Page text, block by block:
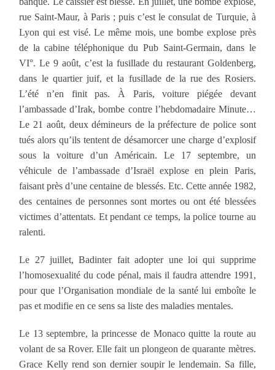
rue Saint-Maur, à Paris ; puis c’est le consulat de Turquie, à
Lyon qui est visé. Le même mois, une bombe explose près
de la cabine téléphonique du Pub Saint-Germain, dans le
VI°. Le 9 août, c’est la fusillade du restaurant Goldenberg,
dans le quartier juif, et la fusillade de la rue des Rosiers.
L’été n’en finit pas. À Paris, voiture piégée devant
l’ambassade d’Irak, bombe contre l’hebdomadaire Minute…
Le 21 août, deux démineurs de la préfecture de police sont
tués alors qu’ils tentent de désamorcer une charge d’explosif
sous la voiture d’un Américain. Le 17 septembre, un
véhicule de l’ambassade d’Israël explose en plein Paris,
faisant près d’une centaine de blessés. Etc. Cette année 1982,
des centaines de personnes sont mortes ou ont été blessées
victimes d’attentats. Et pendant ce temps, la police tourne au
ralenti.
Le 27 juillet, Badinter fait adopter une loi qui supprime
l’homosexualité du code pénal, mais il faudra attendre 1991,
pour que l’Organisation mondiale de la santé lui emboîte le
pas et modifie en ce sens sa liste des maladies mentales.
Le 13 septembre, la princesse de Monaco quitte la route au
volant de sa Rover. Elle fait un plongeon de quarante mètres.
Grace Kelly rend son dernier soupir le lendemain. Sa fille,